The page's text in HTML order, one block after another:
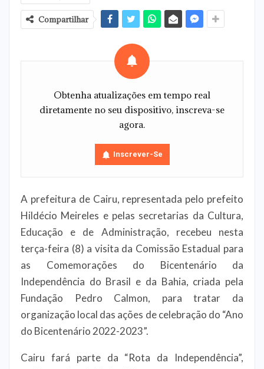
Compartilhar
Obtenha atualizações em tempo real
diretamente no seu dispositivo, inscreva-se
agora.
Inscrever-Se
A prefeitura de Cairu, representada pelo prefeito
Hildécio Meireles e pelas secretarias da Cultura,
Educação e de Administração, recebeu nesta
terça-feira (8) a visita da Comissão Estadual para
as Comemorações do Bicentenário da
Independência do Brasil e da Bahia, criada pela
Fundação Pedro Calmon, para tratar da
organização local das ações de celebração do “Ano
do Bicentenário 2022-2023”.
Cairu fará parte da “Rota da Independência”,